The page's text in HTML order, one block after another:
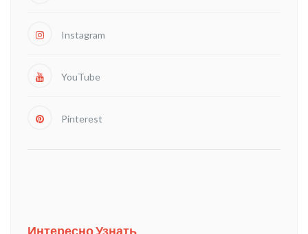
Instagram
YouTube
Pinterest
Интересно Узнать